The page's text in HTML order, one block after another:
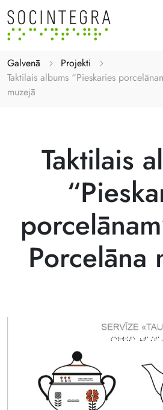
Galvenā
Projekti
Taktilais albums “Pieskaries
muzejā
Taktilais
Porcelāna